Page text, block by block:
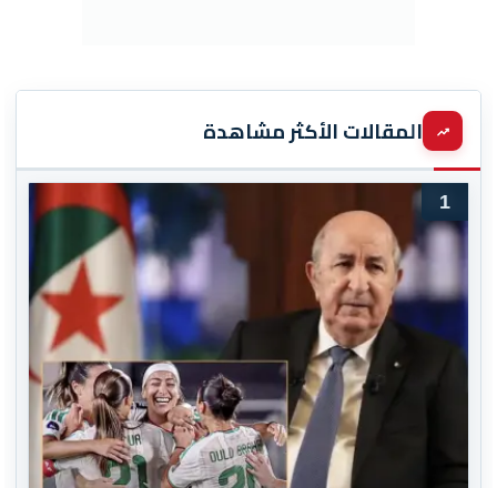
المقالات الأكثر مشاهدة
1